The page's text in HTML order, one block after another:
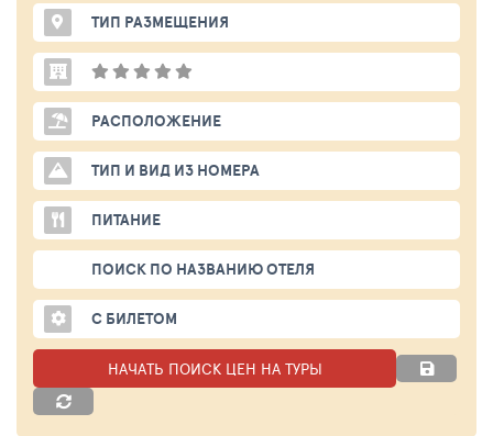
ТИП РАЗМЕЩЕНИЯ
РАСПОЛОЖЕНИЕ
ТИП И ВИД ИЗ НОМЕРА
ПИТАНИЕ
ПОИСК ПО НАЗВАНИЮ ОТЕЛЯ
С БИЛЕТОМ
НАЧАТЬ ПОИСК ЦЕН НА ТУРЫ